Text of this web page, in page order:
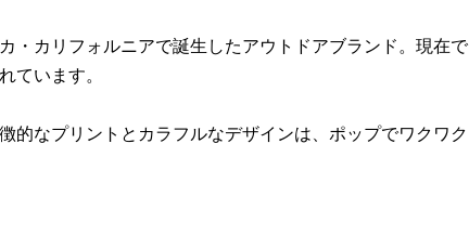
・カリフォルニアで誕生したアウトドアブランド。現在で
ています。
的なプリントとカラフルなデザインは、ポップでワクワク